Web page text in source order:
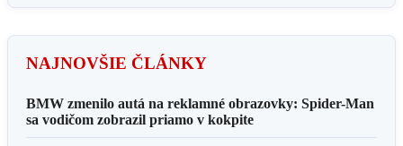
NAJNOVŠIE ČLÁNKY
BMW zmenilo autá na reklamné obrazovky: Spider-Man
sa vodičom zobrazil priamo v kokpite